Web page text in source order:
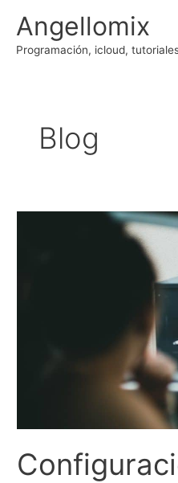
contenido
Angellomix
Programación, icloud,
Blog